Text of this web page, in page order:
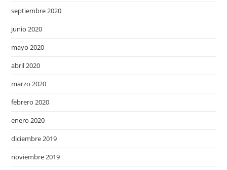
septiembre 2020
junio 2020
mayo 2020
abril 2020
marzo 2020
febrero 2020
enero 2020
diciembre 2019
noviembre 2019